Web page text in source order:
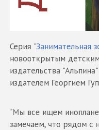
Серия "Занимательная
новооткрытым
издательства
издателем Георгием
"Мы все ищем
замечаем, что рядом с